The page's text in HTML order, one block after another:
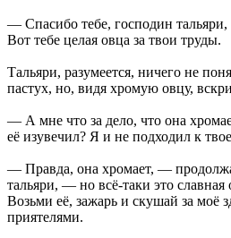
— Спасибо тебе, господин тальяри,
Вот тебе целая овца за твои труды.
Тальяри, разумеется, ничего не
пастух, но, видя хромую овцу,
— А мне что за дело, что она
её изувечил? Я и не подходил к
— Правда, она хромает, —
тальяри, — но всё-таки это
Возьми её, зажарь и скушай за моё
приятелями.